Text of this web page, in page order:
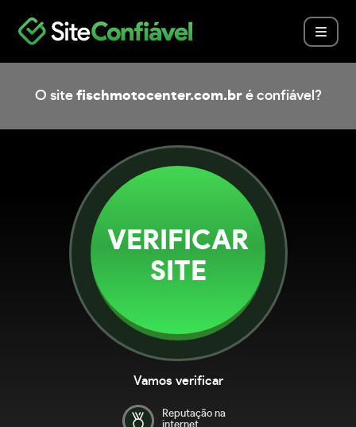
O site fischmotocenter.com.bré confiável?
VERIFICAR
SITE
Vamos verificar
Reputação na